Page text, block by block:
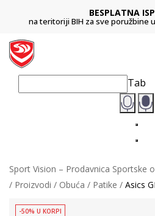
BESPLATNA
na teritoriji BIH za sve poružbine
Tab
Sport Vision – Prodavnica Sportske
Proizvodi
Obuća Patike Asics
-50% U KORPI